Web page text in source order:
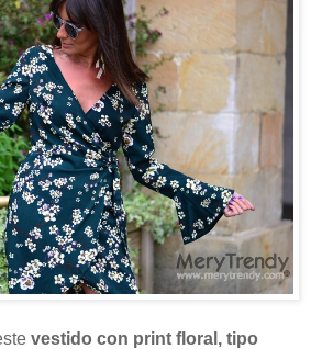
vestido con print floral, tipo